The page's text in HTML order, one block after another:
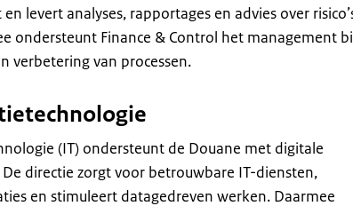
levert analyses, rapportages en advies over
ondersteunt Finance & Control het management
verbetering van processen.
(IT) ondersteunt de Douane met digitale
directie zorgt voor betrouwbare IT-diensten,
en stimuleert datagedreven werken. Daarmee